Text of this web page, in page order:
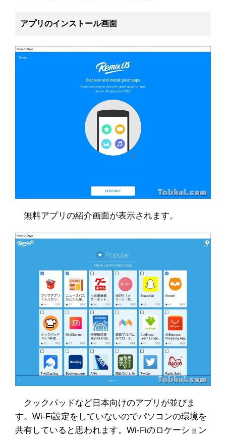
アプリのインストール画面
無料アプリの紹介画面が表示されます。
クックパッドなど日本向けのアプリが並びま
す。Wi-Fi設定をしていないのでパソコンの環境を
共有していると思われます。Wi-Fiのロケーション